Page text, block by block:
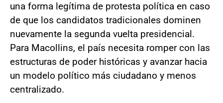
una forma legítima de protesta política en caso
de que los candidatos tradicionales dominen
nuevamente la segunda vuelta presidencial.
Para Macollins, el país necesita romper con las
estructuras de poder históricas y avanzar hacia
un modelo político más ciudadano y menos
centralizado.